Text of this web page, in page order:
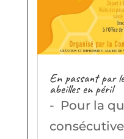
En passant par
abeilles en péril
- Pour la